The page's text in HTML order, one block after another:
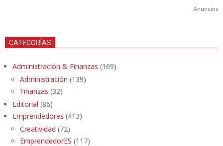
Anuncios
CATEGORÍAS
Administración & Finanzas (169)
Administración (139)
Finanzas (32)
Editorial (86)
Emprendedores (413)
Creatividad (72)
EmprendedorES (117)